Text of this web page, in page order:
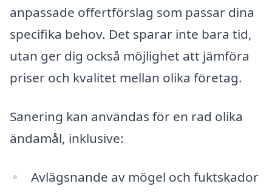
anpassade offertförslag som passar dina
specifika behov. Det sparar inte bara tid,
utan ger dig också möjlighet att jämföra
priser och kvalitet mellan olika företag.
Sanering kan användas för en rad olika
ändamål, inklusive:
Avlägsnande av mögel och fuktskador